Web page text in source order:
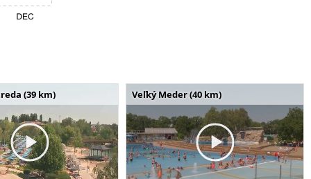
(39 km) Veľký Meder (40 km)